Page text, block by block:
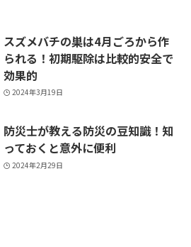
スズメバチの巣は4月ごろから作
られる！初期駆除は比較的安全で
効果的
2024年3月19日
防災士が教える防災の豆知識！知
っておくと意外に便利
2024年2月29日